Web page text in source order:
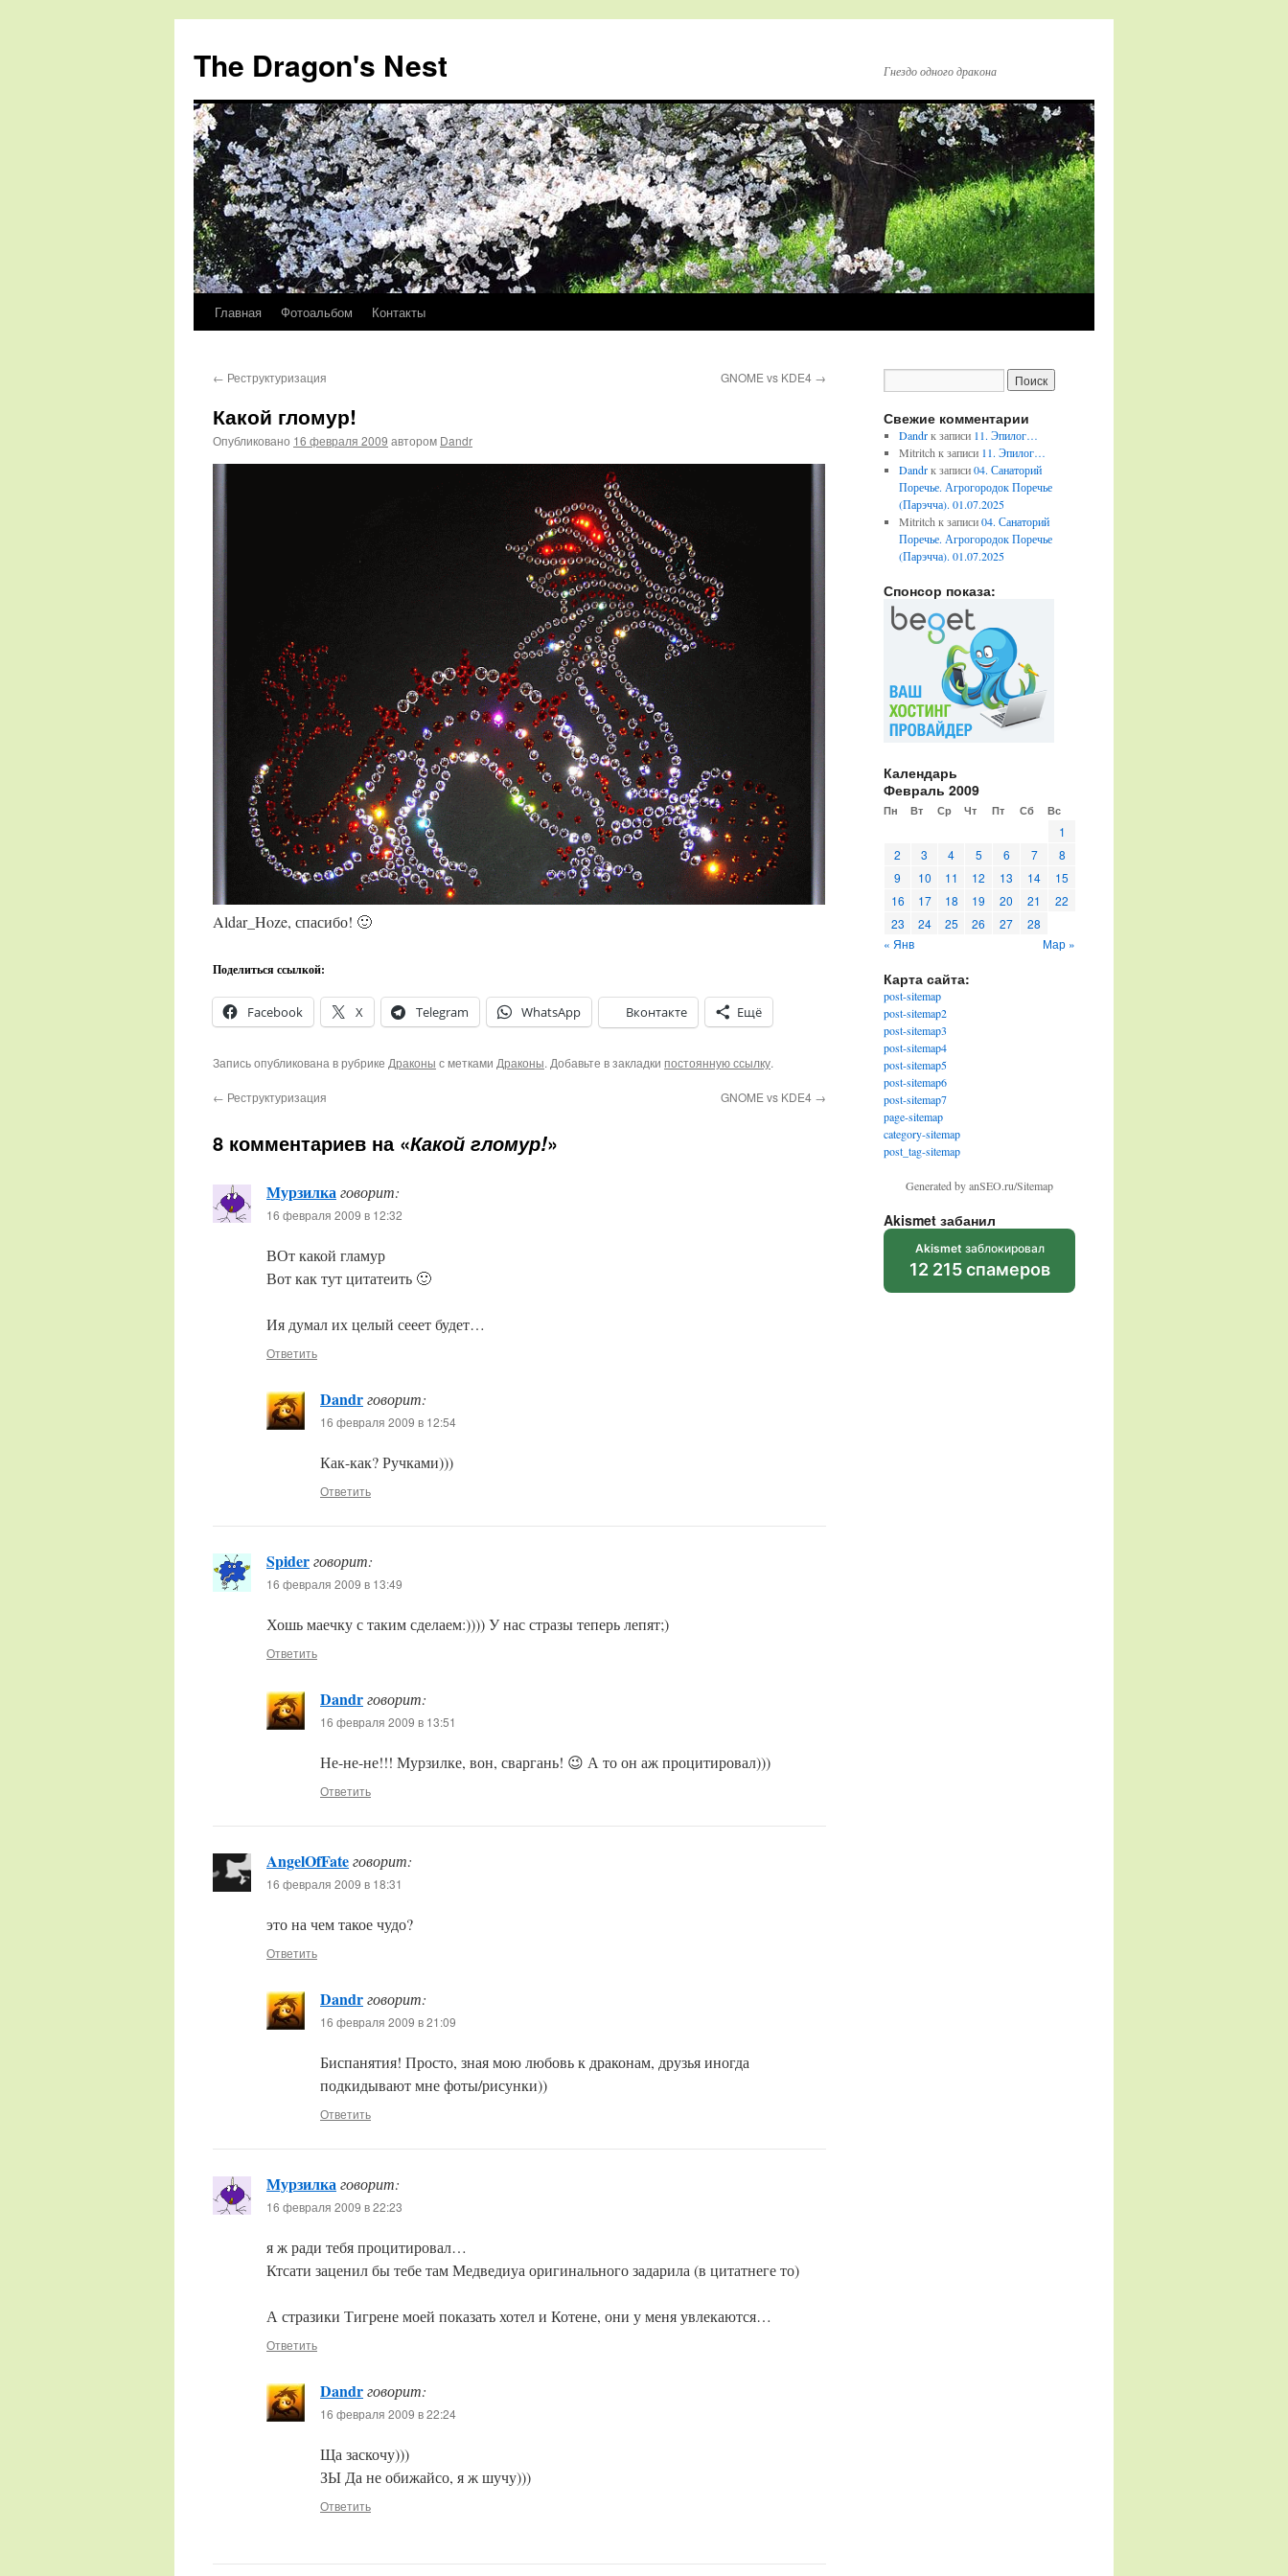
The Dragon's Nest Гнездо одного дракона
Перейти
содержимому
Главная Фотоальбом Контакты
← Реструктуризация GNOME vs KDE4 →
Какой гломур!
Опубликовано 16 февраля 2009 автором Dandr
Aldar_Hoze, спасибо! 🙂
Поделиться ссылкой:
Facebook X Telegram WhatsApp Вконтакте Ещё
Запись опубликована в рубрике Драконы с метками Драконы. Добавьте в закладки постоянную ссылку.
← Реструктуризация GNOME vs KDE4 →
8 комментариев на «Какой гломур!»
Мурзилкаговорит:
16 февраля 2009 в 12:32
ВОт какой гламур
Вот как тут цитатеить 🙂
Ия думал их целый сееет будет…
Ответить
Dandrговорит:
16 февраля 2009 в 12:54
Как-как? Ручками)))
Ответить
Spiderговорит:
16 февраля 2009 в 13:49
Хошь маечку с таким сделаем:)))) У нас стразы теперь лепят;)
Ответить
Dandrговорит:
16 февраля 2009 в 13:51
Не-не-не!!! Мурзилке, вон, сваргань! 😉 А то он аж процитировал)))
Ответить
AngelOfFateговорит:
16 февраля 2009 в 18:31
это на чем такое чудо?
Ответить
Dandrговорит:
16 февраля 2009 в 21:09
Биспанятия! Просто, зная мою любовь к драконам, друзья иногда
подкидывают мне фоты/рисунки))
Ответить
Мурзилкаговорит:
16 февраля 2009 в 22:23
я ж ради тебя процитировал…
Ктсати заценил бы тебе там Медведиуа оригинального задарила (в цитатнеге то)
А стразики Тигрене моей показать хотел и Котене, они у меня увлекаются…
Ответить
Dandrговорит:
16 февраля 2009 в 22:24
Ща заскочу)))
ЗЫ Да не обижайсо, я ж шучу)))
Ответить
Свежие комментарии
Dandrк записи 11. Эпилог…
Mitritch к записи 11. Эпилог…
Dandrк записи04. Санаторий
Поречье. Агрогородок Поречье
(Парэчча). 01.07.2025
Mitritch к записи04. Санаторий
Поречье. Агрогородок Поречье
(Парэчча). 01.07.2025
Спонсор показа:
Календарь
Февраль 2009
Пн Вт Ср Чт Пт Сб Вс
1
2
3 4 5 6 7
8
9
10 11 12 13 14
15
16
17 18 19 20 21
22
23
24 25 26 27
28
« Янв
Мар »
Карта сайта:
post-sitemap
post-sitemap2
post-sitemap3
post-sitemap4
post-sitemap5
post-sitemap6
post-sitemap7
page-sitemap
category-sitemap
post_tag-sitemap
Generated by anSEO.ru/Sitemap
Akismet забанил
Akismet заблокировал
12 215 спамеров